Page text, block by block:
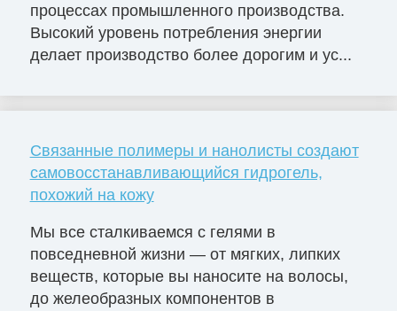
процессах промышленного производства.
Высокий уровень потребления энергии
делает производство более дорогим и ус...
Связанные полимеры и нанолисты создают
самовосстанавливающийся гидрогель,
похожий на кожу
Мы все сталкиваемся с гелями в
повседневной жизни — от мягких, липких
веществ, которые вы наносите на волосы,
до желеобразных компонентов в